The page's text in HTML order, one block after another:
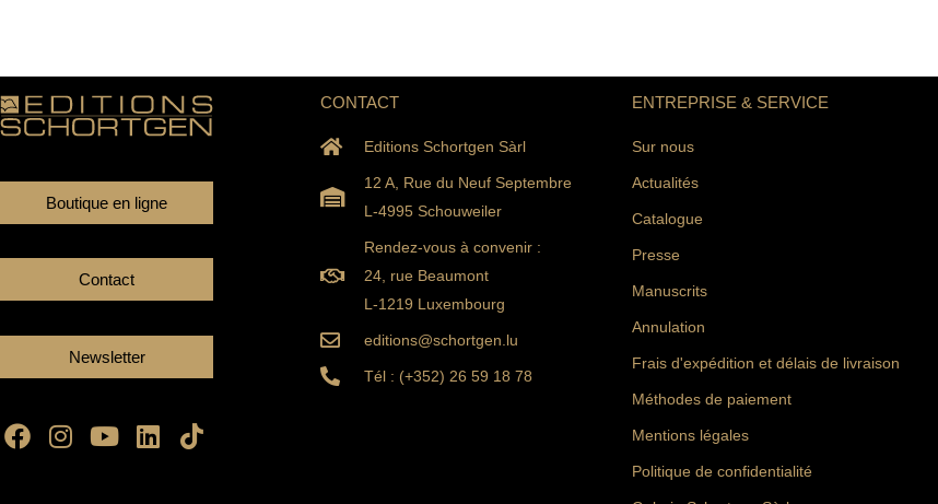
Boutique en ligne
Contact
Newsletter
CONTACT
Editions Schortgen Sàrl
12 A, Rue du Neuf Septembre
L-4995 Schouweiler
Rendez-vous à convenir :
24, rue Beaumont
L-1219 Luxembourg
editions@schortgen.lu
Tél : (+352) 26 59 18 78
ENTREPRISE & SERVICE
Sur nous
Actualités
Catalogue
Presse
Manuscrits
Annulation
Frais d'expédition et délais de livraison
Méthodes de paiement
Mentions légales
Politique de confidentialité